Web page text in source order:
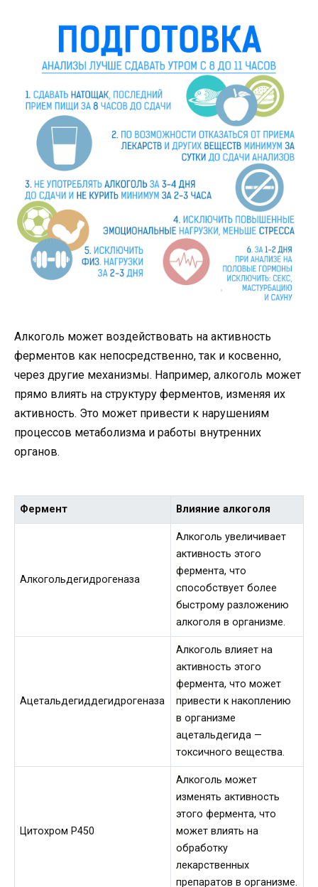
Алкоголь может воздействовать на активность
ферментов как непосредственно, так и косвенно,
через другие механизмы. Например, алкоголь может
прямо влиять на структуру ферментов, изменяя их
активность. Это может привести к нарушениям
процессов метаболизма и работы внутренних
органов.
Фермент Влияние алкоголя
Алкогольдегидрогеназа
Алкоголь увеличивает
активность этого
фермента, что
способствует более
быстрому разложению
алкоголя в организме.
Ацетальдегиддегидрогеназа
Алкоголь влияет на
активность этого
фермента, что может
привести к накоплению
в организме
ацетальдегида —
токсичного вещества.
Цитохром Р450
Алкоголь может
изменять активность
этого фермента, что
может влиять на
обработку
лекарственных
препаратов в организме.